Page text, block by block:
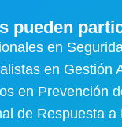
pueden
en
en Gestión
en Prevención
de Respuesta a